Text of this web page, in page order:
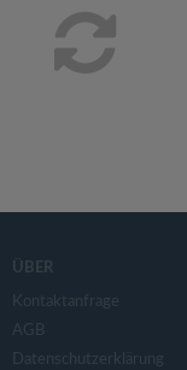
ÜBER
Kontaktanfrage
AGB
Datenschutzerklärung